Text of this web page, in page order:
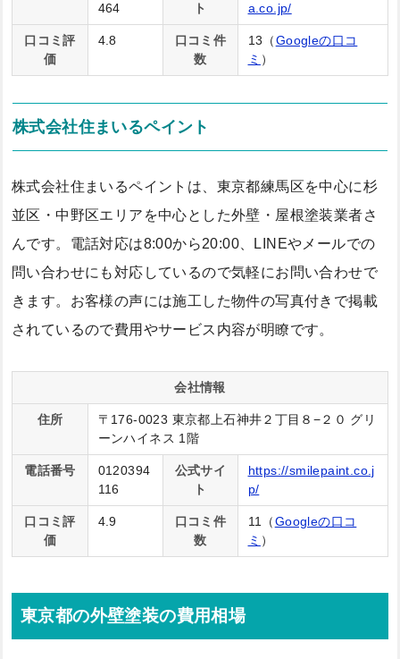
464
ト
a.co.jp/
口コミ評
価
4.8
口コミ件
数
13（Googleの口コ
ミ ）
株式会社住まいるペイント
株式会社住まいるペイントは、東京都練馬区を中心に杉
並区・中野区エリアを中心とした外壁・屋根塗装業者さ
んです。電話対応は8:00から20:00、LINEやメールでの
問い合わせにも対応しているので気軽にお問い合わせで
きます。お客様の声には施工した物件の写真付きで掲載
されているので費用やサービス内容が明瞭です。
会社情報
住所
〒176-0023 東京都上石神井２丁目８−２０ グリ
ーンハイネス 1階
電話番号
0120394
116
公式サイ
ト
https://smilepaint.co.j
p/
口コミ評
価
4.9
口コミ件
数
11（Googleの口コ
ミ ）
東京都の外壁塗装の費用相場